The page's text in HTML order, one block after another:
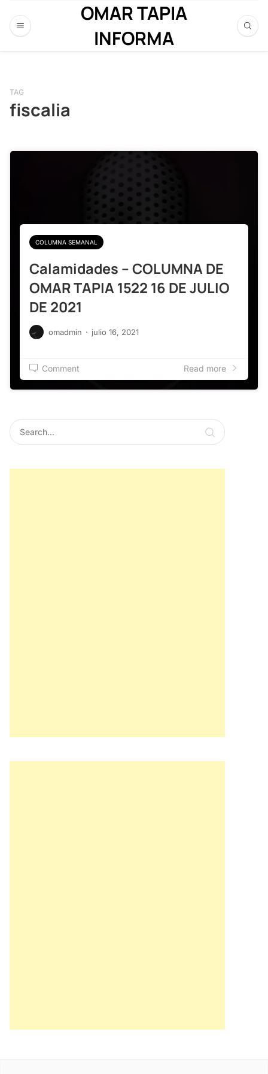
OMAR TAPIA
INFORMA
TAG
fiscalia
COLUMNA SEMANAL
Calamidades – COLUMNA DE
OMAR TAPIA 1522 16 DE JULIO
DE 2021
omadmin · julio 16, 2021
Comment Read more